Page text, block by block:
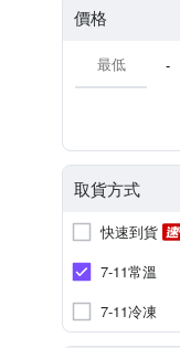
價格
-
取貨方式
快速到貨
7-11常溫
7-11冷凍